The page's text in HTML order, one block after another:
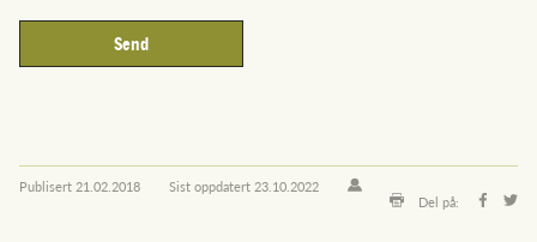
Publisert 21.02.2018 Sist oppdatert 23.10.2022
Del på: